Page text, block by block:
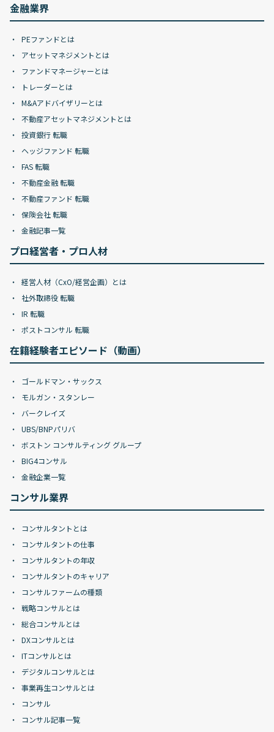
金融業界
PEファンドとは
アセットマネジメントとは
ファンドマネージャーとは
トレーダーとは
M&Aアドバイザリーとは
不動産アセットマネジメントとは
投資銀行 転職
ヘッジファンド 転職
FAS 転職
不動産金融 転職
不動産ファンド 転職
保険会社 転職
金融記事一覧
プロ経営者・プロ人材
経営人材（CxO/経営企画）とは
社外取締役 転職
IR 転職
ポストコンサル 転職
在籍経験者エピソード（動画）
ゴールドマン・サックス
モルガン・スタンレー
バークレイズ
UBS/BNPパリバ
ボストン コンサルティング グループ
BIG4コンサル
金融企業一覧
コンサル業界
コンサルタントとは
コンサルタントの仕事
コンサルタントの年収
コンサルタントのキャリア
コンサルファームの種類
戦略コンサルとは
総合コンサルとは
DXコンサルとは
ITコンサルとは
デジタルコンサルとは
事業再生コンサルとは
コンサル
コンサル記事一覧